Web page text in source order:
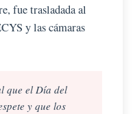
fue trasladada al
y las cámaras
que el Día del
y que los